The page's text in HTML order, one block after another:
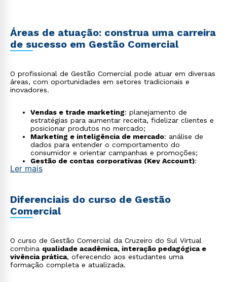
Áreas de atuação: construa uma carreira
de sucesso em Gestão Comercial
O profissional de Gestão Comercial pode atuar em diversas
áreas, com oportunidades em setores tradicionais e
inovadores.
Vendas e trade marketing: planejamento de
estratégias para aumentar receita, fidelizar clientes e
posicionar produtos no mercado;
Marketing e inteligência de mercado: análise de
dados para entender o comportamento do
consumidor e orientar campanhas e promoções;
Gestão de contas corporativas (Key Account):
desenvolvimento de relacionamentos com clientes
diversos setores na otimização de processos,
estratégias de vendas e expansão de negócios;
E-commerce e varejo digital
Startups e negócios próprios: aplicação de
conhecimentos estratégicos e operacionais para criar
e desenvolver novos negócios;
Análise de indicadores e business analytics
Ler mais
Diferenciais do curso de Gestão
Comercial
O curso de Gestão Comercial da Cruzeiro do Sul Virtual
combina qualidade acadêmica, interação pedagógica e
vivência prática, oferecendo aos estudantes uma
formação completa e atualizada.